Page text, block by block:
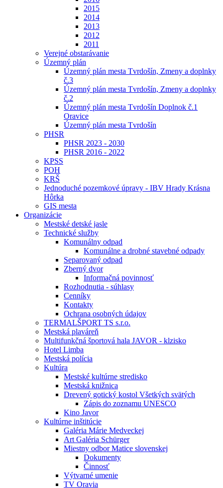
2015
2014
2013
2012
2011
Verejné obstarávanie
Územný plán
Územný plán mesta Tvrdošín, Zmeny a doplnky
č.3
Územný plán mesta Tvrdošín, Zmeny a doplnky
č.2
Územný plán mesta Tvrdošín Doplnok č.1
Oravice
Územný plán mesta Tvrdošín
PHSR
PHSR 2023 - 2030
PHSR 2016 - 2022
KPSS
POH
KRŠ
Jednoduché pozemkové úpravy - IBV Hrady Krásna
Hôrka
GIS mesta
Organizácie
Mestské detské jasle
Technické služby
Komunálny odpad
Komunálne a drobné stavebné odpady
Separovaný odpad
Zberný dvor
Informačná povinnosť
Rozhodnutia - súhlasy
Cenníky
Kontakty
Ochrana osobných údajov
TERMALŠPORT TS s.r.o.
Mestská plaváreň
Multifunkčná športová hala JAVOR - klzisko
Hotel Limba
Mestská polícia
Kultúra
Mestské kultúrne stredisko
Mestská knižnica
Drevený gotický kostol Všetkých svätých
Zápis do zoznamu UNESCO
Kino Javor
Kultúrne inštitúcie
Galéria Márie Medveckej
Art Galéria Schürger
Miestny odbor Matice slovenskej
Dokumenty
Činnosť
Výtvarné umenie
TV Oravia